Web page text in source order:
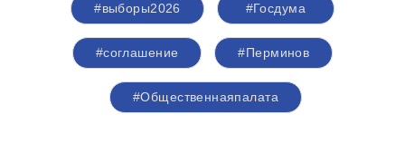
#выборы2026 #Госдума
#соглашение #Перминов
#Общественнаяпалата